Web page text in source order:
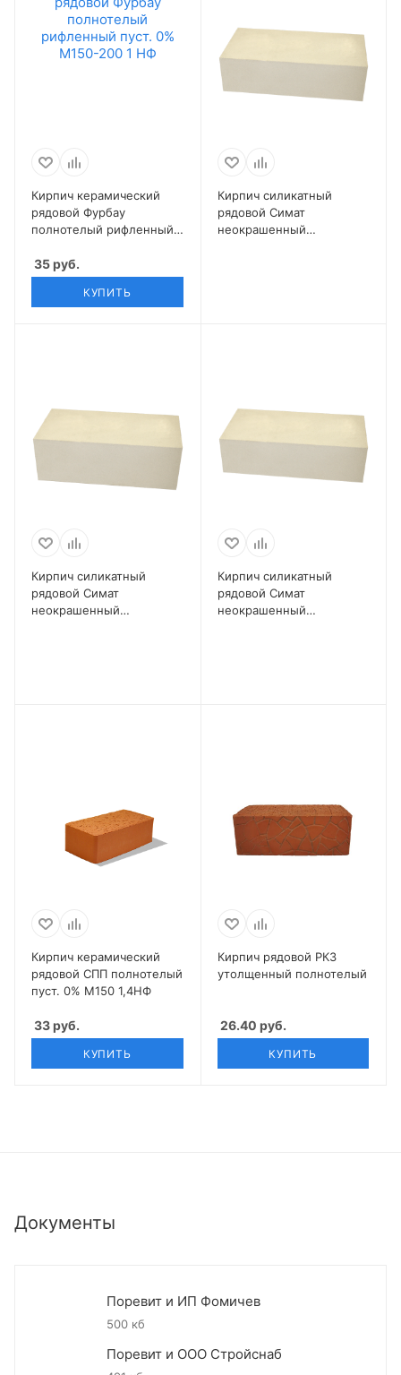
Кирпич керамический
рядовой Фурбау
полнотелый рифленный
35руб.
КУПИТЬ
Кирпич силикатный
рядовой Симат
неокрашенный
Кирпич силикатный
рядовой Симат
неокрашенный
Кирпич силикатный
рядовой Симат
неокрашенный
Кирпич керамический
рядовой СПП полнотелый
пуст. 0% М150 1,4НФ
33руб.
КУПИТЬ
Кирпич рядовой РКЗ
утолщенный полнотелый
26.40 руб.
КУПИТЬ
Документы
Поревит и ИП Фомичев
500 кб
Поревит и ООО Стройснаб